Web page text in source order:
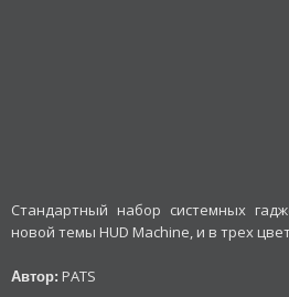
Стандартный набор системных
новой темы HUD Machine, и в трех
Автор: PATS